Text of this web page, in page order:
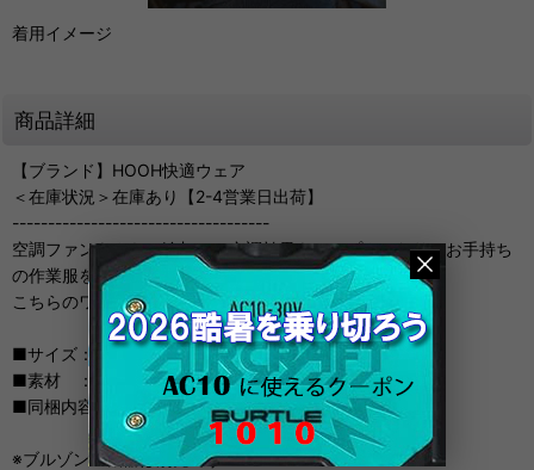
着用イメージ
商品詳細
【ブランド】HOOH快適ウェア
＜在庫状況＞在庫あり【2-4営業日出荷】
------------------------------------
空調ファンをさらに追加して空調効果をアップさせたり、お手持ち
の作業服を空調仕様にできるワッペンセットです。
こちらのワッペンはアイロン接着となります。
■サイズ：フリー
■素材 ：ポリエステル100％
■同梱内容：ワッペン2個1組(シルバーまたはブルー)
※ブルゾン・機器は別売です